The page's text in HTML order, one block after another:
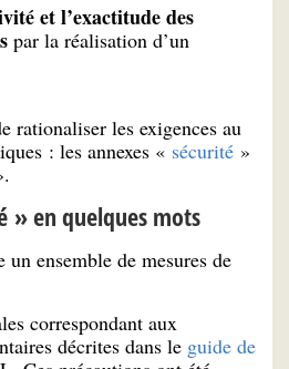
et l’exactitude des
par la réalisation d’un
rationaliser les exigences au
: les annexes « sécurité »
» en quelques mots
un ensemble de mesures de
correspondant aux
décrites dans le guide de